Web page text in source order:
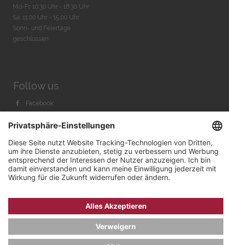
Mo-Fr. 10:30 Uhr - 18:30 Uhr
Sa. 11:00 Uhr - 15.00 Uhr
Sonn- und Feiertage
geschlossen
Follow us
Facebook
Youtube
IMPRESSUM
AGB & WIDERRUF
COOKIE-EINSTELLUNGEN